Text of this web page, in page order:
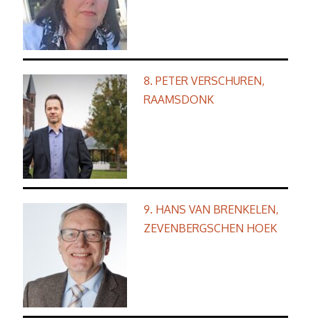
8. PETER VERSCHUREN,
RAAMSDONK
9. HANS VAN BRENKELEN,
ZEVENBERGSCHEN HOEK